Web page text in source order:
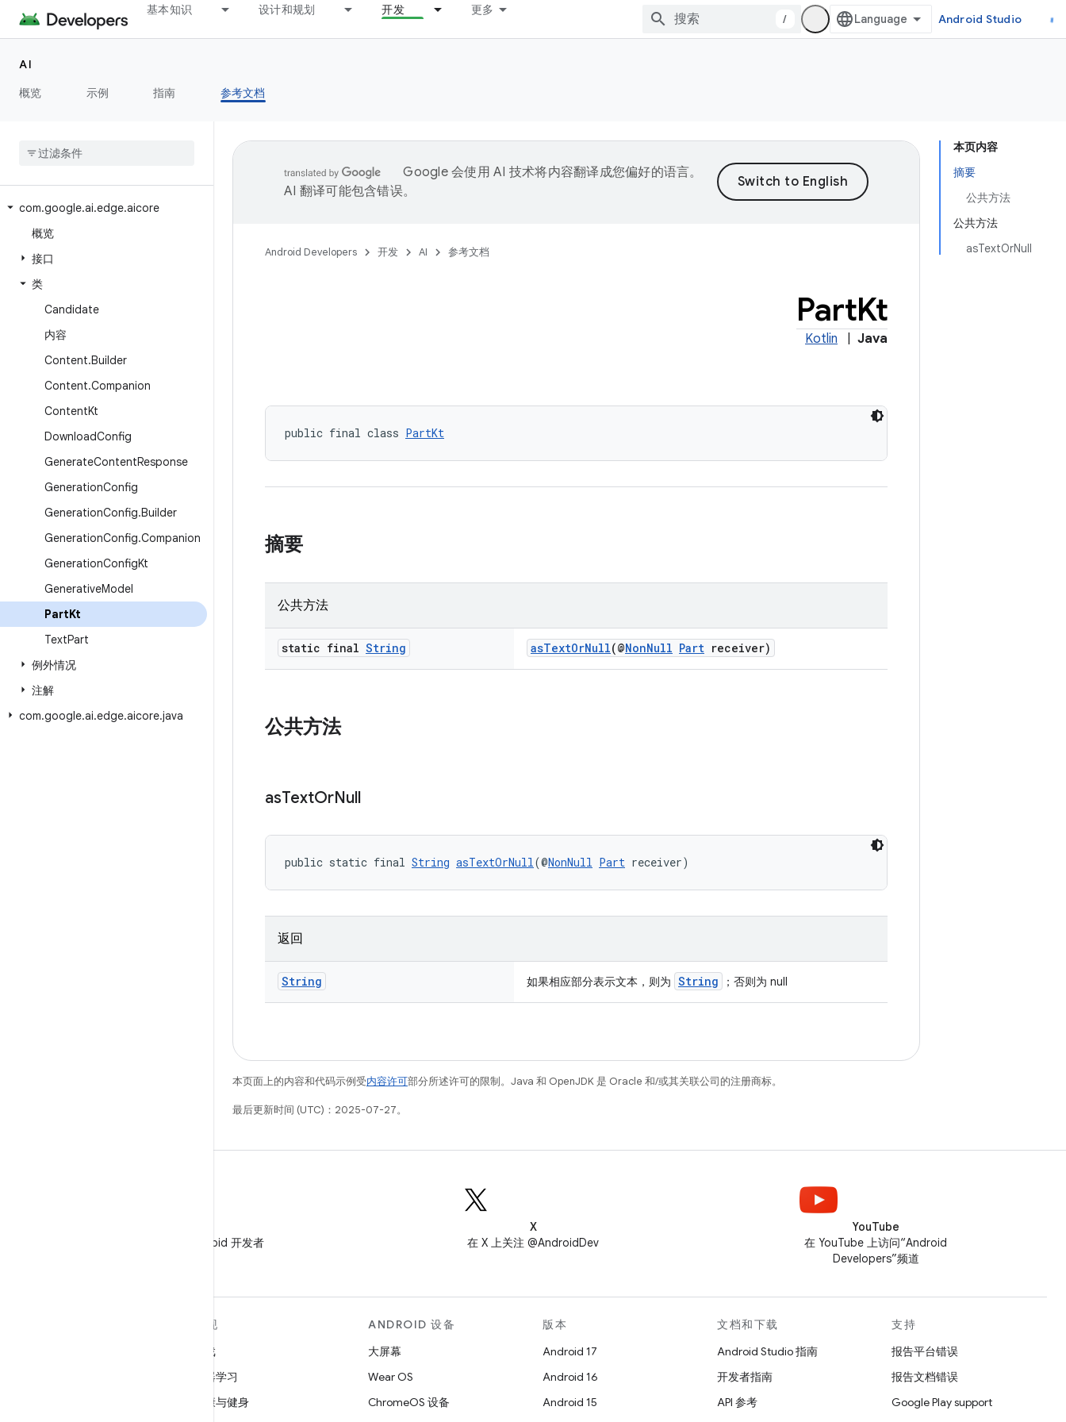
基本知识 设计和规划 开发 更多
/ Android Studio
AI
概览
示例 指南 参考文档
com.google.ai.edge.aicore
概览
接口
类
Candidate
内容
Content.Builder
Content.Companion
ContentKt
DownloadConfig
GenerateContentResponse
GenerationConfig
GenerationConfig.Builder
GenerationConfig.Companion
GenerationConfigKt
GenerativeModel
PartKt
TextPart
例外情况
注解
com.google.ai.edge.aicore.java
本页内容
摘要
公共方法
公共方法
asTextOrNull
Google 会使用 AI 技术将内容翻译成您偏好的语言。
AI 翻译可能包含错误。
Android Developers 开发 AI 参考文档
PartKt
Kotlin Java
public final class PartKt
摘要
公共方法
static final String asTextOrNull(@NonNull Part receiver)
公共方法
asTextOrNull
public static final String asTextOrNull(@NonNull Part receiver)
返回
String 如果相应部分表示文本，则为 String ；否则为 null
本页面上的内容和代码示例受内容许可部分所述许可的限制。Java 和 OpenJDK 是 Oracle 和/或其关联公司的注册商标。
最后更新时间 (UTC)：2025-07-27。
在微信中关注 Android 开发者
X
在 X 上关注 @AndroidDev
YouTube
在 YouTube 上访问“Android
Developers”频道
发现
游戏
机器学习
健康与健身
ANDROID 设备
大屏幕
Wear OS
ChromeOS 设备
版本
Android 17
Android 16
Android 15
文档和下载
Android Studio 指南
开发者指南
API 参考
支持
报告平台错误
报告文档错误
Google Play support